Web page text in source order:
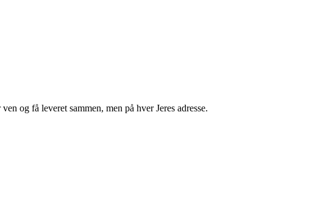
og få leveret sammen, men på hver Jeres adresse.